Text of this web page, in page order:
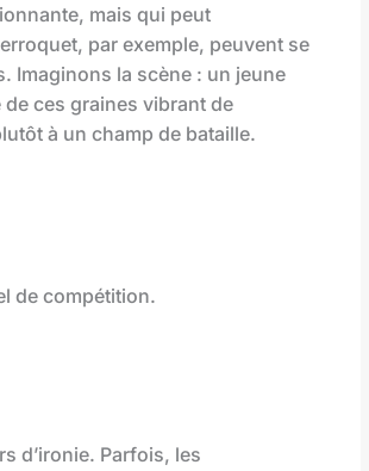
mais qui peut
par exemple, peuvent se
Imaginons la scène : un jeune
ces graines vibrant de
à un champ de bataille.
de compétition.
d’ironie. Parfois, les